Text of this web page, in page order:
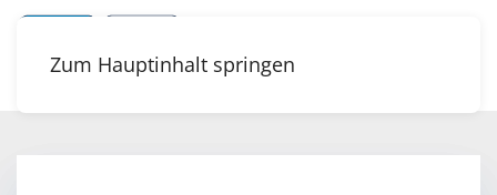
Zum Hauptinhalt springen